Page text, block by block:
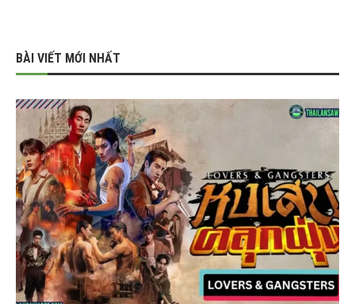
BÀI VIẾT MỚI NHẤT